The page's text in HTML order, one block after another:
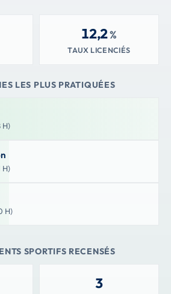
12,2%
TAUX LICENCIÉS
LES PLUS PRATIQUÉES
H)
H)
H)
SPORTIFS RECENSÉS
3